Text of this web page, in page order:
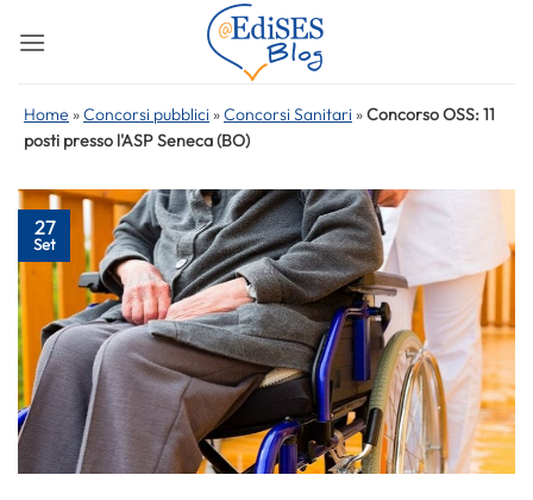
Home »Concorsi pubblici »Concorsi Sanitari »Concorso OSS: 11
posti presso l'ASP Seneca (BO)
27
Set